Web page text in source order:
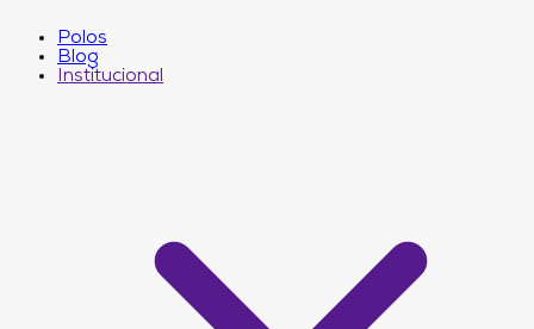
Polos
Blog
Institucional